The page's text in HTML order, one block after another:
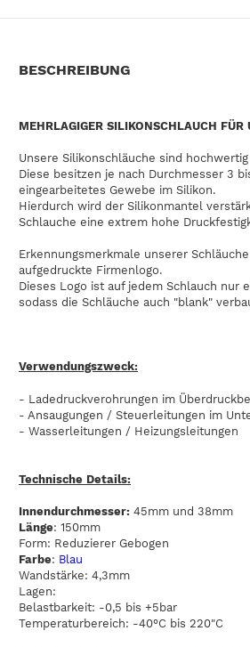
BESCHREIBUNG
MEHRLAGIGER SILIKONSCHLAUCH FÜR
Unsere Silikonschläuche sind
Diese besitzen je nach Durchmesser 3
eingearbeitetes Gewebe im Silikon.
Hierdurch wird der Silikonmantel
Schlauche eine extrem hohe
Erkennungsmerkmale unserer
aufgedruckte Firmenlogo.
Dieses Logo ist auf jedem Schlauch nur
sodass die Schläuche auch "blank"
Verwendungszweck:
- Ladedruckverohrungen im
- Ansaugungen / Steuerleitungen im
- Wasserleitungen / Heizungsleitungen
Technische Details:
Innendurchmesser: 45mm und 38mm
Länge: 150mm
Form: Reduzierer Gebogen
Farbe: Blau
Wandstärke: 4,3mm
Lagen:
Belastbarkeit: -0,5 bis +5bar
Temperaturbereich: -40°C bis 220"C